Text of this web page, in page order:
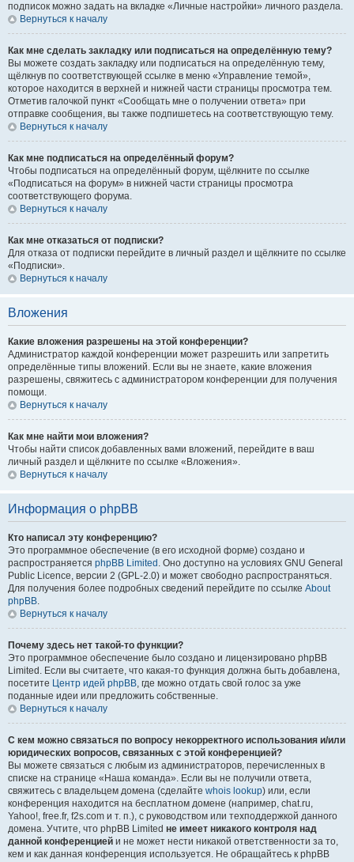
подписок можно задать на вкладке «Личные настройки» личного раздела.
Вернуться к началу
Как мне сделать закладку или подписаться на определённую тему?
Вы можете создать закладку или подписаться на определённую тему,
щёлкнув по соответствующей ссылке в меню «Управление темой»,
которое находится в верхней и нижней части страницы просмотра тем.
Отметив галочкой пункт «Сообщать мне о получении ответа» при
отправке сообщения, вы также подпишетесь на соответствующую тему.
Вернуться к началу
Как мне подписаться на определённый форум?
Чтобы подписаться на определённый форум, щёлкните по ссылке
«Подписаться на форум» в нижней части страницы просмотра
соответствующего форума.
Вернуться к началу
Как мне отказаться от подписки?
Для отказа от подписки перейдите в личный раздел и щёлкните по ссылке
«Подписки».
Вернуться к началу
Вложения
Какие вложения разрешены на этой конференции?
Администратор каждой конференции может разрешить или запретить
определённые типы вложений. Если вы не знаете, какие вложения
разрешены, свяжитесь с администратором конференции для получения
помощи.
Вернуться к началу
Как мне найти мои вложения?
Чтобы найти список добавленных вами вложений, перейдите в ваш
личный раздел и щёлкните по ссылке «Вложения».
Вернуться к началу
Информация о phpBB
Кто написал эту конференцию?
Это программное обеспечение (в его исходной форме) создано и
распространяется phpBB Limited . Оно доступно на условиях GNU General
Public Licence, версии 2 (GPL-2.0) и может свободно распространяться.
Для получения более подробных сведений перейдите по ссылке About
phpBB.
Вернуться к началу
Почему здесь нет такой-то функции?
Это программное обеспечение было создано и лицензировано phpBB
Limited. Если вы считаете, что какая-то функция должна быть добавлена,
посетите Центр идей phpBB, где можно отдать свой голос за уже
поданные идеи или предложить собственные.
Вернуться к началу
С кем можно связаться по вопросу некорректного использования и/или
юридических вопросов, связанных с этой конференцией?
Вы можете связаться с любым из администраторов, перечисленных в
списке на странице «Наша команда». Если вы не получили ответа,
свяжитесь с владельцем домена (сделайте whois lookup) или, если
конференция находится на бесплатном домене (например, chat.ru,
Yahoo!, free.fr, f2s.com и т. п.), с руководством или техподдержкой данного
домена. Учтите, что phpBB Limited не имеет никакого контроля над
данной конференцией и не может нести никакой ответственности за то,
кем и как данная конференция используется. Не обращайтесь к phpBB